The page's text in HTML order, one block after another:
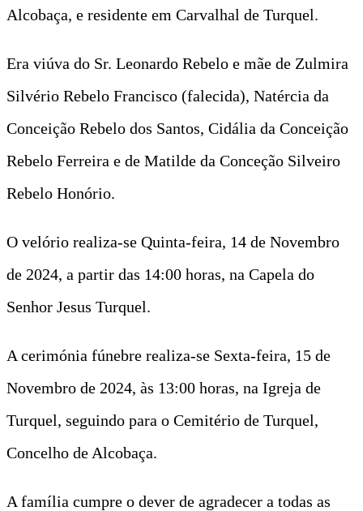
Alcobaça, e residente em Carvalhal de Turquel.
Era viúva do Sr. Leonardo Rebelo e mãe de Zulmira
Silvério Rebelo Francisco (falecida), Natércia da
Conceição Rebelo dos Santos, Cidália da Conceição
Rebelo Ferreira e de Matilde da Conceção Silveiro
Rebelo Honório.
O velório realiza-se Quinta-feira, 14 de Novembro
de 2024, a partir das 14:00 horas, na Capela do
Senhor Jesus Turquel.
A cerimónia fúnebre realiza-se Sexta-feira, 15 de
Novembro de 2024, às 13:00 horas, na Igreja de
Turquel, seguindo para o Cemitério de Turquel,
Concelho de Alcobaça.
A família cumpre o dever de agradecer a todas as